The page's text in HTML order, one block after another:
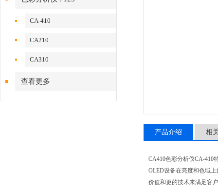
CA-410
CA210
CA310
查看更多
产品介绍 相
CA410色彩分析仪CA-410
OLED设备在亮度和色域
价值和更的技术来满足客